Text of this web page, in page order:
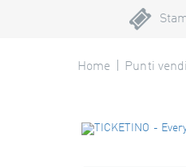
Home Punti